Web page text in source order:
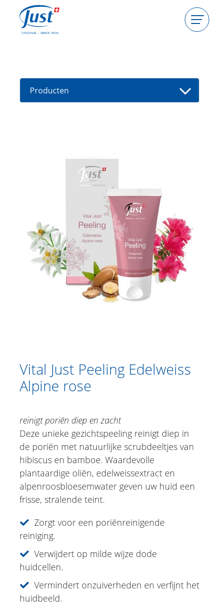
Consulente worden
Gids
Producten
Catalogus
Douche
Lichaamsverzorging
Kruidencrèmes
Voetverzorging
Vital Just Make-up Remover Edelweiss
Alpine rose
Vital Just CleansingGel Edelweiss
rose
Vital Just Mask Edelweiss Alpine rose
Vital Just Day Cream Edelweiss Alpine
rose
Vital Just Night Cream Edelweiss Alpine
rose
Vital Just 24H Cream Edelweiss Alpine
Vital Just Serum Edelweiss Alpine rose
rose
VITAL JUST CC Cream Medium
Vital Just Peeling Edelweiss
Alpine rose
reinigt poriën diep en zacht
Deze unieke gezichtspeeling reinigt diep in
de poriën met natuurlijke scrubdeeltjes van
hibiscus en bamboe. Waardevolle
plantaardige oliën, edelweissextract en
alpenroosbloesemwater geven uw huid een
frisse, stralende teint.
Zorgt voor een poriënreinigende
reiniging.
Verwijdert op milde wijze dode
huidcellen.
Vermindert onzuiverheden en verfijnt het
huidbeeld.